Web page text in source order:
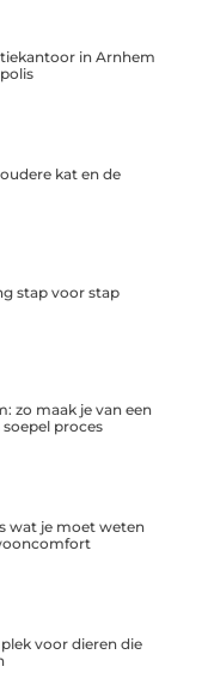
in Arnhem
kat en de
stap voor stap
zo maak je van een
proces
wat je moet weten
voor dieren die